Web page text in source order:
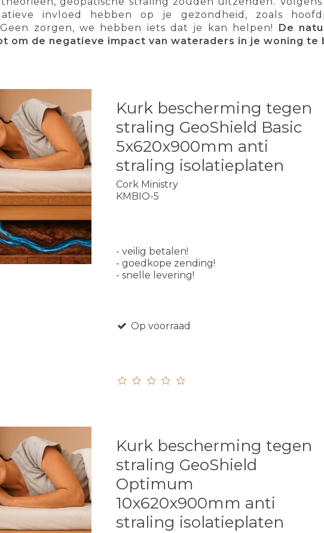
invloed hebben op je gezondheid, zoals
zorgen, we hebben iets dat je kan helpen! De
om de negatieve impact van wateraders in je woning te
Kurk bescherming tegen
straling GeoShield Basic
5x620x900mm anti
straling isolatieplaten
Cork Ministry
KMBIO-5
- veilig betalen!
- goedkope zending!
- snelle levering!
Op voorraad
Kurk bescherming tegen
straling GeoShield
Optimum
10x620x900mm anti
straling isolatieplaten